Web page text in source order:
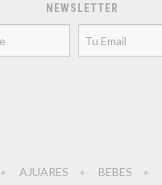
NEWSLETTER
AJUARES BEBES